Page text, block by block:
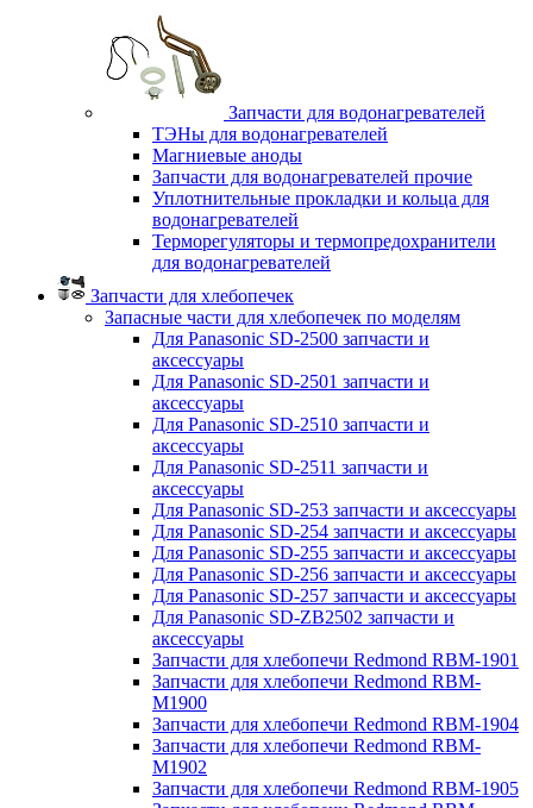
Запчасти для водонагревателей
ТЭНы для водонагревателей
Магниевые аноды
Запчасти для водонагревателей прочие
Уплотнительные прокладки и кольца для
водонагревателей
Терморегуляторы и термопредохранители
для водонагревателей
Запчасти для хлебопечек
Запасные части для хлебопечек по моделям
Для Panasonic SD-2500 запчасти и
аксессуары
Для Panasonic SD-2501 запчасти и
аксессуары
Для Panasonic SD-2510 запчасти и
аксессуары
Для Panasonic SD-2511 запчасти и
аксессуары
Для Panasonic SD-253 запчасти и аксессуары
Для Panasonic SD-254 запчасти и аксессуары
Для Panasonic SD-255 запчасти и аксессуары
Для Panasonic SD-256 запчасти и аксессуары
Для Panasonic SD-257 запчасти и аксессуары
Для Panasonic SD-ZB2502 запчасти и
аксессуары
Запчасти для хлебопечи Redmond RBM-1901
Запчасти для хлебопечи Redmond RBM-
M1900
Запчасти для хлебопечи Redmond RBM-1904
Запчасти для хлебопечи Redmond RBM-
M1902
Запчасти для хлебопечи Redmond RBM-1905